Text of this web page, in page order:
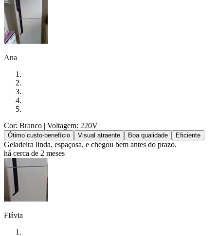
Ana
Cor: Branco | Voltagem: 220V
Ótimo custo-benefício Visual atraente Boa qualidade Eficiente
Geladeira linda, espaçosa, e chegou bem antes do prazo.
há cerca de 2 meses
Flávia